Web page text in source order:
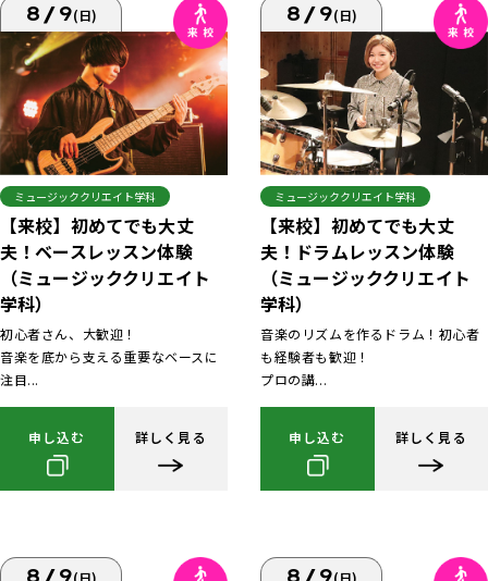
8/9(日)
ミュージッククリエイト学科
【来校】初めてでも大丈
夫！ベースレッスン体験
（ミュージッククリエイト
学科）
初心者さん、大歓迎！
音楽を底から支える重要なベースに
注目...
申し込む 詳しく見る
8/9(日)
ミュージッククリエイト学科
【来校】初めてでも大丈
夫！ドラムレッスン体験
（ミュージッククリエイト
学科）
音楽のリズムを作るドラム！初心者
も経験者も歓迎！
プロの講...
申し込む 詳しく見る
8/9(日) 8/9(日)